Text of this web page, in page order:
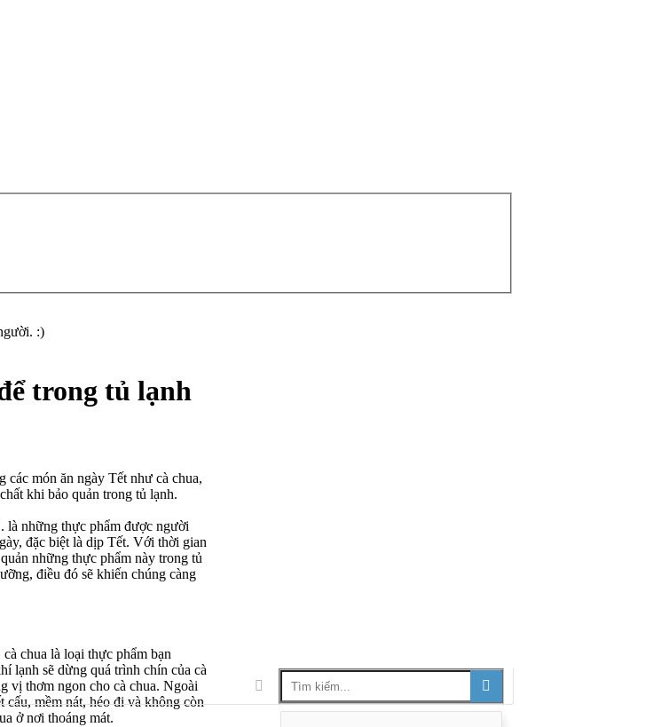
:)
trong tủ lạnh
món ăn ngày Tết như cà chua,
khi bảo quản trong tủ lạnh.
là những thực phẩm được người
đặc biệt là dịp Tết. Với thời gian
những thực phẩm này trong tủ
điều đó sẽ khiến chúng càng
chua là loại thực phẩm bạn
lạnh sẽ dừng quá trình chín của cà
vị thơm ngon cho cà chua. Ngoài
cấu, mềm nát, héo đi và không còn
ở nơi thoáng mát.